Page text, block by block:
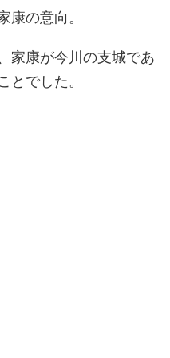
康の意向。
家康が今川の支城であ
とでした。